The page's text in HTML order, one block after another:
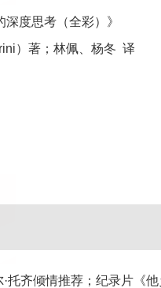
度思考（全彩）》
）著；林佩、杨冬 译
托齐倾情推荐；纪录片《